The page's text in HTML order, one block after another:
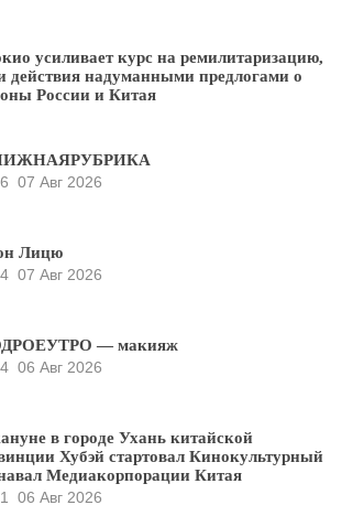
усиливает курс на ремилитаризацию,
действия надуманными предлогами о
России и Китая
07 Авг 2026
Лицю
07 Авг 2026
— макияж
06 Авг 2026
в городе Ухань китайской
Хубэй стартовал Кинокультурный
Медиакорпорации Китая
06 Авг 2026